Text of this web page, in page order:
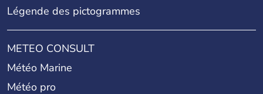
Légende des pictogrammes
METEO CONSULT
Météo Marine
Météo pro